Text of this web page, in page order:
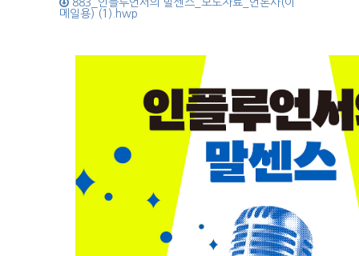
883_인플루언서의 말센스_보도자료_언론사(이
메일용) (1).hwp